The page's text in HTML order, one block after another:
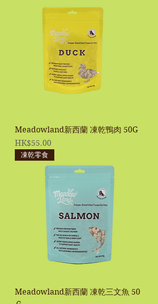
Meadowland新西蘭 凍乾鴨肉 50G
價格
HK$55.00
凍乾零食
Meadowland新西蘭 凍乾三文魚 50